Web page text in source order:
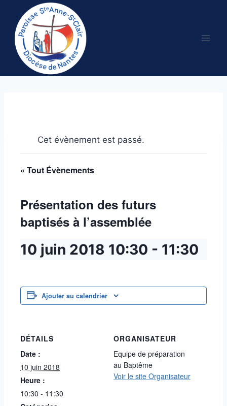
contenu
Cet évènement est passé.
« Tout Évènements
Présentation des futurs
baptisés à l’assemblée
10 juin 2018 10:30 - 11:30
Ajouter au calendrier
DÉTAILS
Date :
10 juin 2018
Heure :
10:30 - 11:30
ORGANISATEUR
Equipe de préparation
au Baptême
Voir le site Organisateur